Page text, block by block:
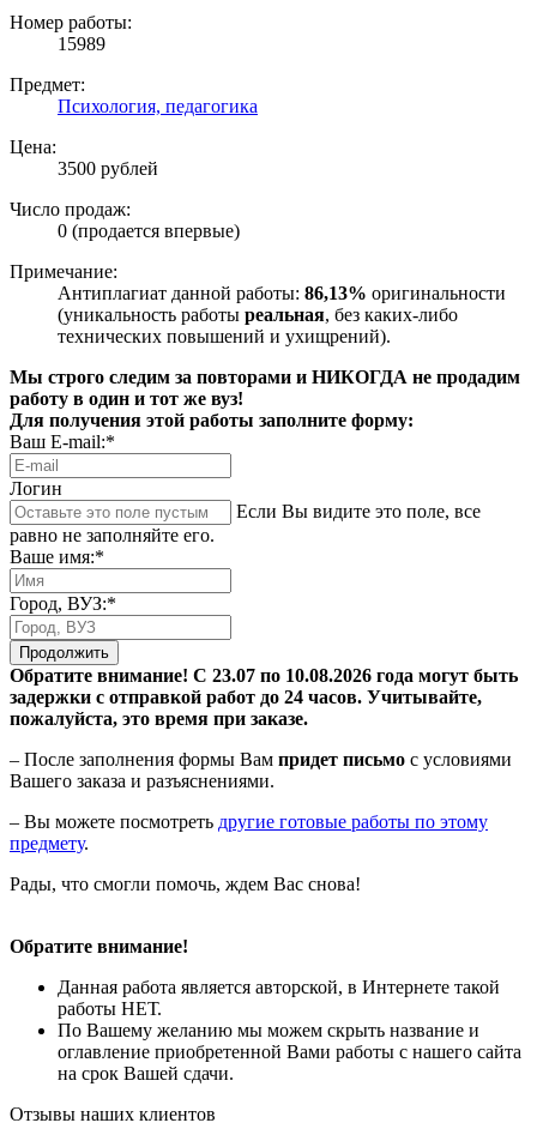
Номер работы:
15989
Предмет:
Психология, педагогика
Цена:
3500 рублей
Число продаж:
0 (продается впервые)
Примечание:
Антиплагиат данной работы: 86,13% оригинальности
(уникальность работы реальная, без каких-либо
технических повышений и ухищрений).
Мы строго следим за повторами и НИКОГДА не продадим
работу в один и тот же вуз!
Для получения этой работы заполните форму:
Ваш E-mail:*
Логин
Если Вы видите это поле, все
равно не заполняйте его.
Ваше имя:*
Город, ВУЗ:*
Продолжить
Обратите внимание! С 23.07 по 10.08.2026 года могут быть
задержки с отправкой работ до 24 часов. Учитывайте,
пожалуйста, это время при заказе.
– После заполнения формы Вам придет письмо с условиями
Вашего заказа и разъяснениями.
– Вы можете посмотреть другие готовые работы по этому
предмету.
Рады, что смогли помочь, ждем Вас снова!
Обратите внимание!
Данная работа является авторской, в Интернете такой
работы НЕТ.
По Вашему желанию мы можем скрыть название и
оглавление приобретенной Вами работы с нашего сайта
на срок Вашей сдачи.
Отзывы наших клиентов